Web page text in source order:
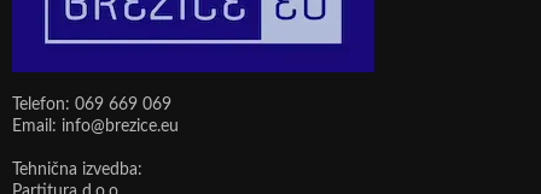
Telefon: 069 669 069
Email: info@brezice.eu
Tehnična izvedba: